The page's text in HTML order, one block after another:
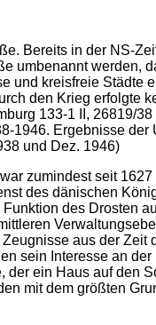
Bereits in der NS-
umbenannt werden,
und kreisfreie Städte
den Krieg erfolgte
133-1 II, 26819/
1946. Ergebnisse
und Dez. 1946)
zumindest seit
des dänischen
des Drosten
aus der
sein Interesse an
der ein Haus auf den
mit dem größten